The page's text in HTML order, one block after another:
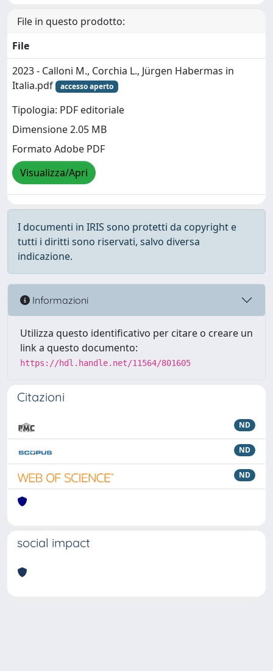
File in questo prodotto:
File
2023 - Calloni M., Corchia L., Jürgen Habermas in
Italia.pdf
accesso aperto
Tipologia: PDF editoriale
Dimensione 2.05 MB
Formato Adobe PDF
Visualizza/Apri
I documenti in IRIS sono protetti da copyright e
tutti i diritti sono riservati, salvo diversa
indicazione.
Informazioni
Utilizza questo identificativo per citare o creare un
link a questo documento:
https://hdl.handle.net/11564/801605
Citazioni
ND
ND
ND
social impact